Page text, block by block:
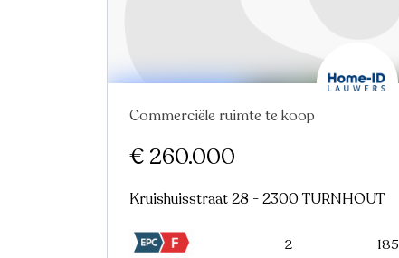
Commerciële ruimte te koop
€ 260.000
Kruishuisstraat 28 - 2300 TURNHOUT
2 185